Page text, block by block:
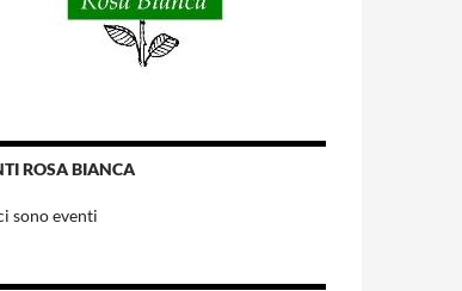
ROSA BIANCA
sono eventi